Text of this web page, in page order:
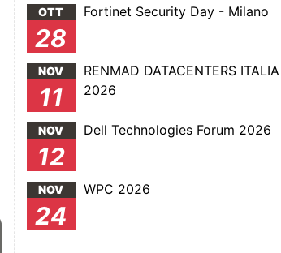
OTT
28
Fortinet Security Day - Milano
NOV
11
RENMAD DATACENTERS ITALIA
2026
NOV
12
Dell Technologies Forum 2026
NOV
24
WPC 2026